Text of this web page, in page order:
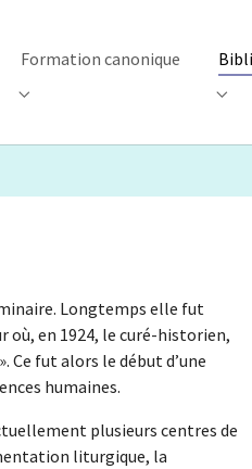
Formation canonique
Submenu for "Formation
Longtemps elle fut
où, en 1924, le curé-historien,
Ce fut alors le début d’une
humaines.
plusieurs centres de
liturgique, la